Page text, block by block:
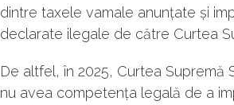
dintre taxele vamale anunțate și
declarate ilegale de către Curtea
De altfel, în 2025, Curtea Supremă
nu avea competența legală de a